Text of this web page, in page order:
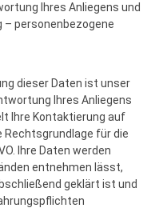
Ihres Anliegens und
personenbezogene
dieser Daten ist unser
Ihres Anliegens
Ihre Kontaktierung auf
für die
Ihre Daten werden
entnehmen lässt,
geklärt ist und